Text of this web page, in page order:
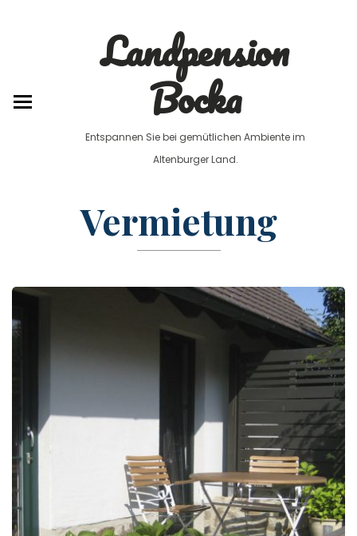
Landpension
Bocka
Entspannen Sie bei gemütlichen Ambiente im
Altenburger Land.
Vermietung